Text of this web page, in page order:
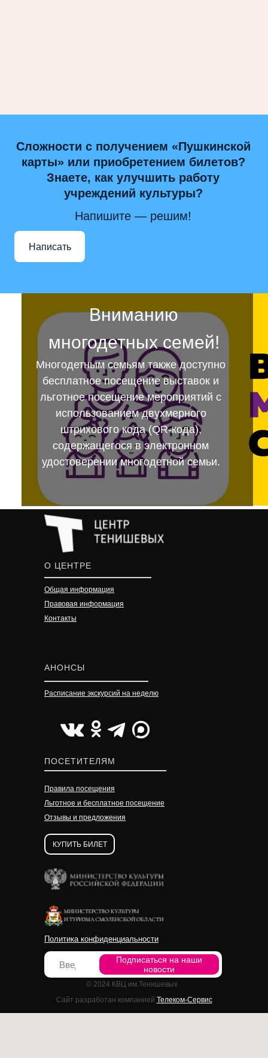
Сложности с получением «Пушкинской
карты» или приобретением билетов?
Знаете, как улучшить работу
учреждений культуры?
Напишите — решим!
Написать
УЗНАТЬ ПОДРОБНЕЕ
Вниманию
многодетных семей!
Многодетным семьям также доступно
бесплатное посещение выставок и
льготное посещение мероприятий с
использованием двухмерного
штрихового кода (QR-кода),
содержащегося в электронном
удостоверении многодетной семьи.
О ЦЕНТРЕ
Общая информация
Правовая информация
Контакты
АНОНСЫ
Расписание экскурсий на неделю
ПОСЕТИТЕЛЯМ
Правила посещения
Льготное и бесплатное посещение
Отзывы и предложения
© 2024 КВЦ им.Тенишевых
КУПИТЬ БИЛЕТ
Политика конфиденциальности
Подписаться на наши
новости
Сайт разработан компанией Телеком-Сервис